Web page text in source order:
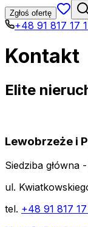
Zgłoś ofertę
+48 91 817 17
Kontakt
Elite
Lewobrzeże i
Siedziba główna
ul.
tel. +48 91 817 17